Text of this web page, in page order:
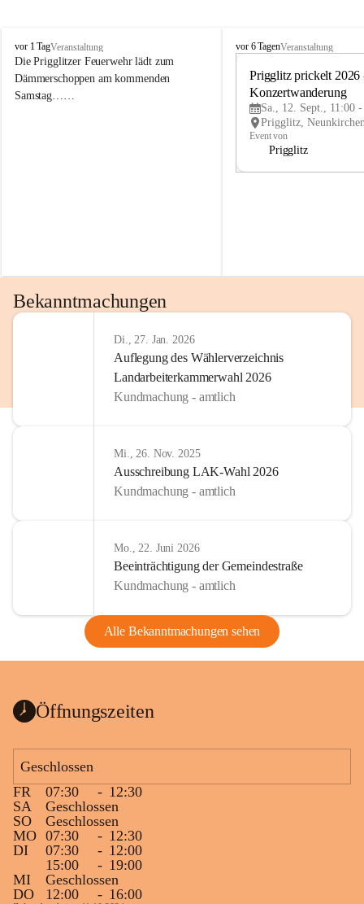
P
r
i
g
vor 1 TagVeranstaltung
Die Prigglitzer Feuerwehr lädt zum
Dämmerschoppen am kommenden
Samstag……
P
vor 6 TagenVeranstaltung
Prigglitz prickelt 2026
Konzertwanderung
Sa., 12. Sept., 11:00
Event von
Prigglitz
Bekanntmachungen
Di., 27. Jan. 2026
Auflegung des Wählerverzeichnis
Landarbeiterkammerwahl 2026
Kundmachung - amtlich
Mi., 26. Nov. 2025
Ausschreibung LAK-Wahl 2026
Kundmachung - amtlich
Mo., 22. Juni 2026
Beeinträchtigung der Gemeindestraße
Kundmachung - amtlich
Alle Bekanntmachungen sehen
Öffnungszeiten
Geschlossen
FR
07:30 - 12:30
SA
Geschlossen
SO
Geschlossen
MO 07:30 - 12:30
DI
07:30 - 12:00
15:00
- 19:00
MI
Geschlossen
DO
12:00 - 16:00